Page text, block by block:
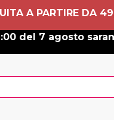
A PARTIRE DA
del 7 agosto